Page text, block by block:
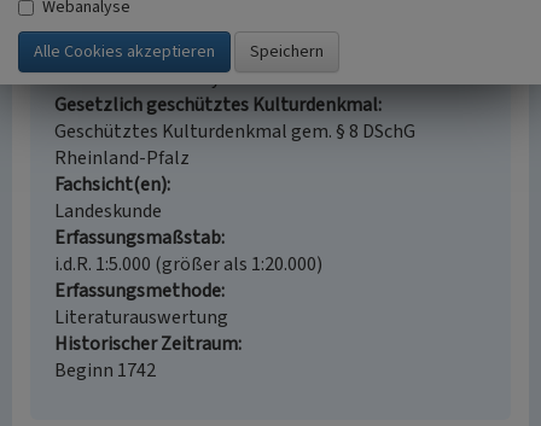
Maximinerweg 46
Ort
54664 Auw an der Kyll
Gesetzlich geschütztes Kulturdenkmal
Geschütztes Kulturdenkmal gem. § 8 DSchG
Rheinland-Pfalz
Fachsicht(en)
Landeskunde
Erfassungsmaßstab
i.d.R. 1:5.000 (größer als 1:20.000)
Erfassungsmethode
Literaturauswertung
Historischer Zeitraum
Beginn 1742
Webanalyse